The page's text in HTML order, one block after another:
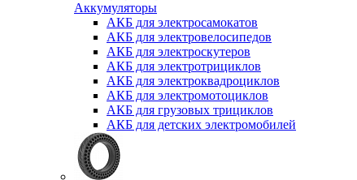
Аккумуляторы
АКБ для электросамокатов
АКБ для электровелосипедов
АКБ для электроскутеров
АКБ для электротрициклов
АКБ для электроквадроциклов
АКБ для электромотоциклов
АКБ для грузовых трициклов
АКБ для детских электромобилей